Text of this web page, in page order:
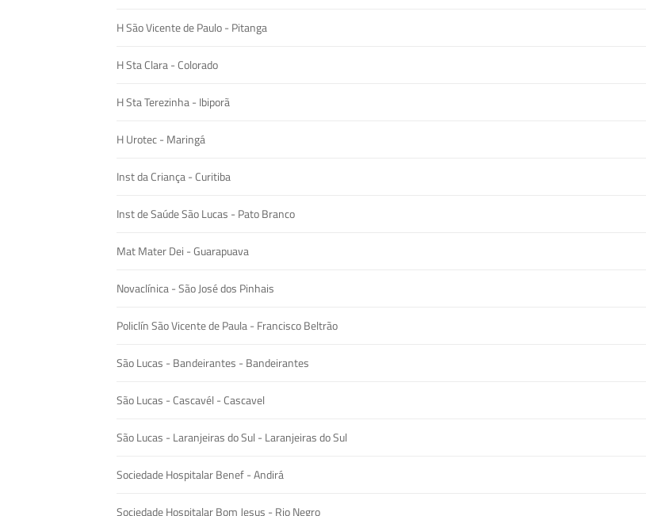
H São Vicente de Paulo - Pitanga
H Sta Clara - Colorado
H Sta Terezinha - Ibiporã
H Urotec - Maringá
Inst da Criança - Curitiba
Inst de Saúde São Lucas - Pato Branco
Mat Mater Dei - Guarapuava
Novaclínica - São José dos Pinhais
Policlín São Vicente de Paula - Francisco Beltrão
São Lucas - Bandeirantes - Bandeirantes
São Lucas - Cascavél - Cascavel
São Lucas - Laranjeiras do Sul - Laranjeiras do Sul
Sociedade Hospitalar Benef - Andirá
Sociedade Hospitalar Bom Jesus - Rio Negro